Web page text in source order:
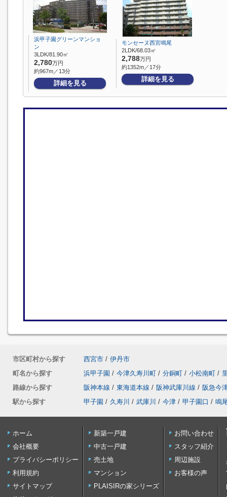
浜甲子園グリーンマンショ
ン
3LDK/81.90㎡
2,780万円
約967m／13分
詳細を見る
モンセーヌ西宮鳴尾
2LDK/68.03㎡
2,788万円
約1352m／17分
詳細を見る
市区町村から探す 西宮市 / 伊丹市
町名から探す
浜甲子園 / 今津久寿川町 / 分銅町 / 小松南町 /
路線から探す
阪神本線 / 東海道本線 / 阪神武庫川線 / 阪急今
駅から探す
甲子園 / 久寿川 / 武庫川 / 今津 / 甲子園口 / 鳴
ホーム
会社概要
プライバシーポリシー
利用規約
サイトマップ
新築一戸建
中古一戸建
売土地
マンション
PLAISIRの家シリーズ
お問い合わせ
スタッフ紹介
周辺施設
お客様の声